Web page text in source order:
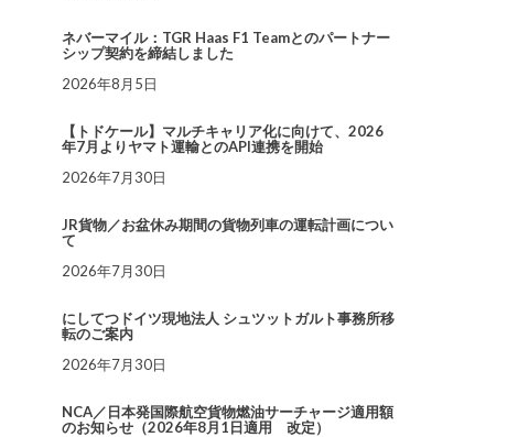
ネバーマイル：TGR Haas F1 Teamとのパートナー
シップ契約を締結しました
2026年8月5日
【トドケール】マルチキャリア化に向けて、2026
年7月よりヤマト運輸とのAPI連携を開始
2026年7月30日
JR貨物／お盆休み期間の貨物列車の運転計画につい
て
2026年7月30日
にしてつドイツ現地法人 シュツットガルト事務所移
転のご案内
2026年7月30日
NCA／日本発国際航空貨物燃油サーチャージ適用額
のお知らせ（2026年8月1日適用 改定）